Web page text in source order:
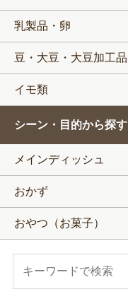
乳製品・卵
豆・大豆・大豆加工品
イモ類
シーン・目的から探す
メインディッシュ
おかず
おやつ（お菓子）